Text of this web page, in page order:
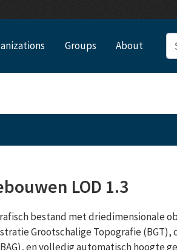
Groups About
LOD 1.3
bestand met driedimensionale
Grootschalige Topografie (BGT),
en volledig automatisch hoogte